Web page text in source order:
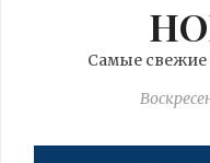
Самые свежие